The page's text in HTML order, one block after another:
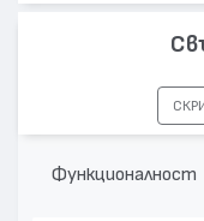
Функционалност